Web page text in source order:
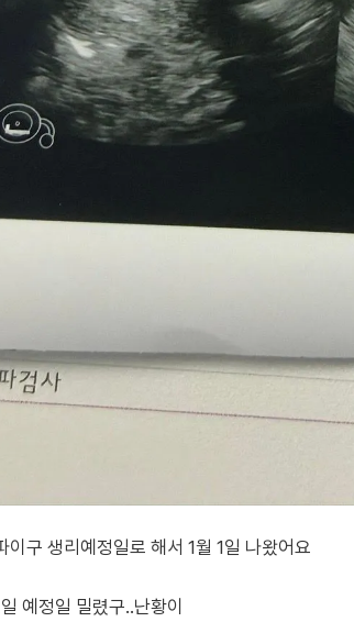
구 생리예정일로 해서 1월 1일 나왔어요
예정일 밀렸구..난황이